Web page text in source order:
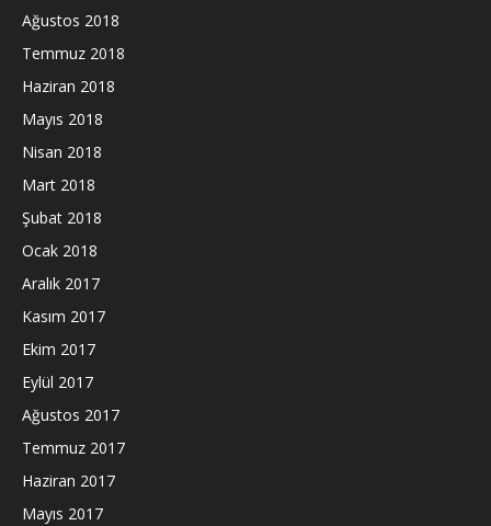
Ağustos 2018
Temmuz 2018
Haziran 2018
Mayıs 2018
Nisan 2018
Mart 2018
Şubat 2018
Ocak 2018
Aralık 2017
Kasım 2017
Ekim 2017
Eylül 2017
Ağustos 2017
Temmuz 2017
Haziran 2017
Mayıs 2017